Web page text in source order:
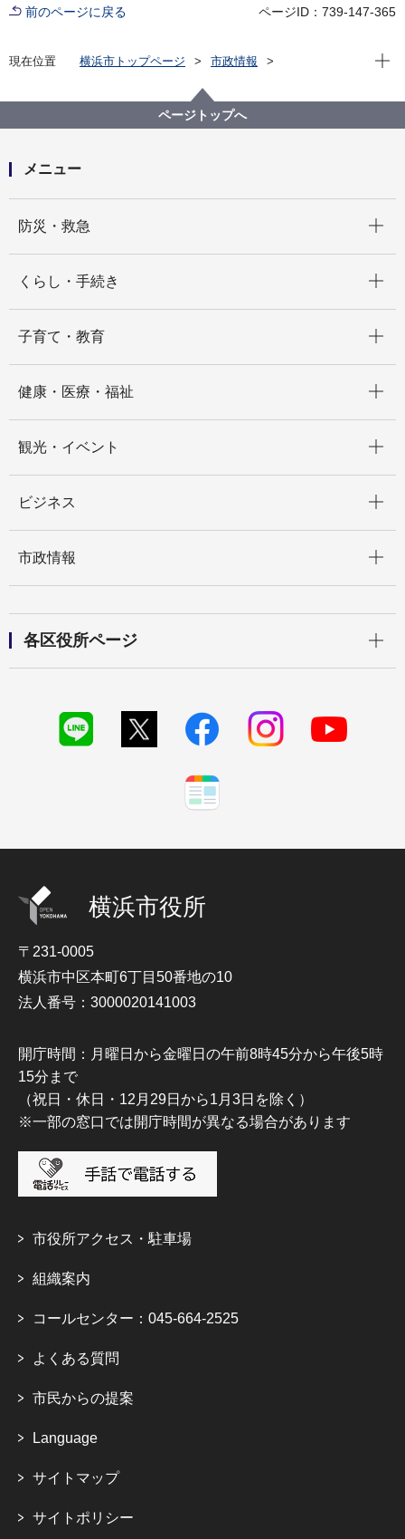
前のページに戻る ページID：739-147-365
現在位置 横浜市トップページ
市政情報
「犬の飼い主の方へのお知らせ」のデザインをリニュ
ーアル！
現在
ページトップへ
メニュー
防災・救急
くらし・手続き
子育て・教育
健康・医療・福祉
観光・イベント
ビジネス
市政情報
各区役所ページ
横浜市役所
〒231-0005
横浜市中区本町6丁目50番地の10
法人番号：3000020141003
開庁時間：月曜日から金曜日の午前8時45分から午後5時
15分まで
（祝日・休日・12月29日から1月3日を除く）
※一部の窓口では開庁時間が異なる場合があります
市役所アクセス・駐車場
組織案内
コールセンター：045-664-2525
よくある質問
市民からの提案
Language
サイトマップ
サイトポリシー